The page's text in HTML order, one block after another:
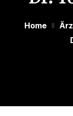
Home